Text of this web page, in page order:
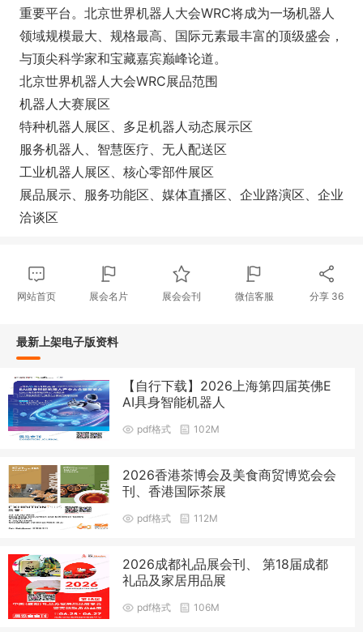
重要平台。北京世界机器人大会WRC将成为一场机器人
领域规模最大、规格最高、国际元素最丰富的顶级盛会，
与顶尖科学家和宝藏嘉宾巅峰论道。
北京世界机器人大会WRC展品范围
机器人大赛展区
特种机器人展区、多足机器人动态展示区
服务机器人、智慧医疗、无人配送区
工业机器人展区、核心零部件展区
展品展示、服务功能区、媒体直播区、企业路演区、企业
洽谈区
网站首页 展会名片 展会会刊 微信客服 分享 36
最新上架电子版资料
【自行下载】2026上海第四届英佛E
AI具身智能机器人
pdf格式 102M
2026香港茶博会及美食商贸博览会会
刊、香港国际茶展
pdf格式 112M
2026成都礼品展会刊、 第18届成都
礼品及家居用品展
pdf格式 106M